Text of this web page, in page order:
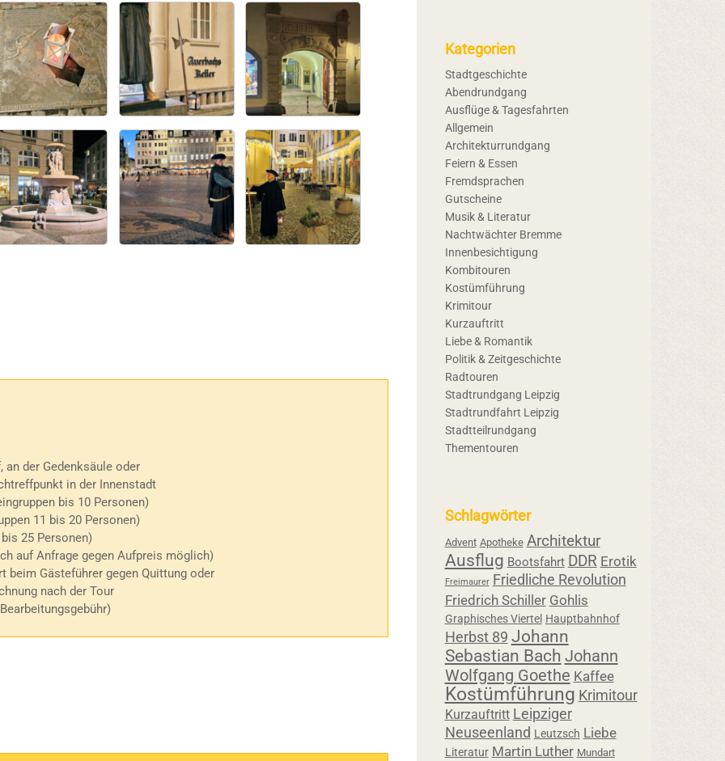
der Gedenksäule oder
in der Innenstadt
bis 10 Personen)
11 bis 20 Personen)
25 Personen)
auf Anfrage gegen Aufpreis möglich)
beim Gästeführer gegen Quittung oder
nach der Tour
Kategorien
Stadtgeschichte
Abendrundgang
Ausflüge & Tagesfahrten
Allgemein
Architekturrundgang
Feiern & Essen
Fremdsprachen
Gutscheine
Musik & Literatur
Nachtwächter Bremme
Innenbesichtigung
Kombitouren
Kostümführung
Krimitour
Kurzauftritt
Liebe & Romantik
Politik & Zeitgeschichte
Radtouren
Stadtrundgang Leipzig
Stadtrundfahrt Leipzig
Stadtteilrundgang
Thementouren
Schlagwörter
Advent Apotheke Architektur
Ausflug Bootsfahrt DDR Erotik
Freimaurer Friedliche Revolution
Friedrich Schiller Gohlis
Graphisches Viertel Hauptbahnhof
Herbst 89 Johann
Sebastian Bach Johann
Wolfgang Goethe Kaffee
Kostümführung Krimitour
Kurzauftritt Leipziger
Neuseenland Leutzsch Liebe
Literatur Martin Luther Mundart